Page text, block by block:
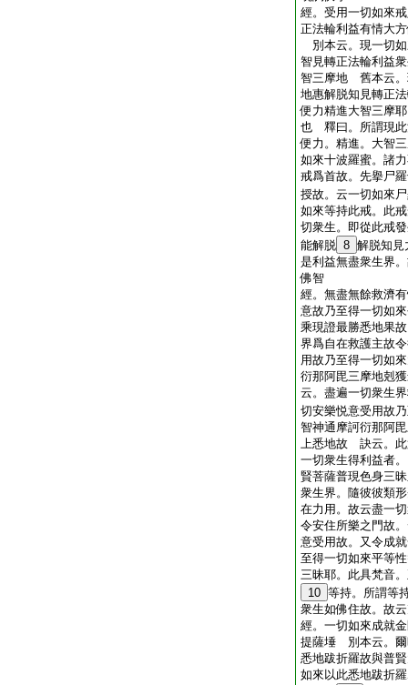
經。受用一切如來
正法輪利益有情大
別本云。現一切
智見轉正法輪利益
智三摩地 舊本云。
地惠解脱知見轉正
便力精進大智三摩
也 釋曰。所謂現此
便力。精進。大智
如來十波羅蜜。諸
戒爲首故。先擧尸
授故。云一切如來
如來等持此戒。此
切衆生。即從此戒
能解脱 8 解脱知見
是利益無盡衆生界
佛智
經。無盡無餘救濟
意故乃至得一切如
乘現證最勝悉地果
界爲自在救護主故
用故乃至得一切如
衍那阿毘三摩地剋
云。盡遍一切衆生
切安樂悦意受用故
智神通摩訶衍那阿
上悉地故 訣云。
一切衆生得利益者
賢菩薩普現色身三
衆生界。隨彼彼類
在力用。故云盡一
令安住所樂之門故
意受用故。又令成
至得一切如來平等
三昧耶。此具梵音
10 等持。所謂等
衆生如佛住故。故
經。一切如來成就
提薩埵 別本云。爾
悉地跋折羅故與普
如來以此悉地跋折